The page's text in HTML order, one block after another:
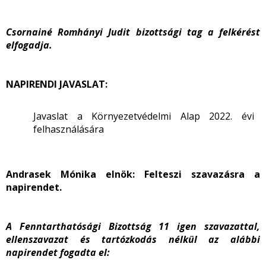
Csornainé Romhányi Judit bizottsági tag a felkérést
elfogadja.
NAPIRENDI JAVASLAT:
Javaslat a Környezetvédelmi Alap 2022. évi
felhasználására
Andrasek Mónika elnök: Felteszi szavazásra a
napirendet.
A Fenntarthatósági Bizottság 11 igen szavazattal,
ellenszavazat és tartózkodás nélkül az alábbi
napirendet fogadta el: